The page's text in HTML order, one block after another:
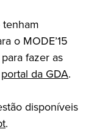
o MODE’15
fazer as
portal da GDA.
disponíveis
.